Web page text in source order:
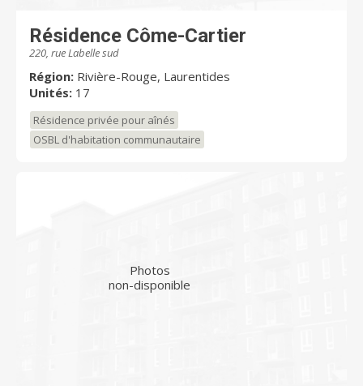
Résidence Côme-Cartier
220, rue Labelle sud
Région: Rivière-Rouge, Laurentides
Unités: 17
Résidence privée pour aînés
OSBL d'habitation communautaire
Photos
non-disponible